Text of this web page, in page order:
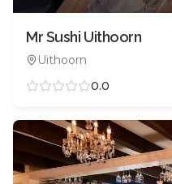
Mr Sushi Uithoorn
Uithoorn
0.0